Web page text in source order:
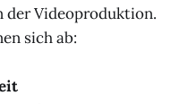
der Videoproduktion.
sich ab: